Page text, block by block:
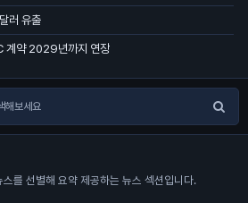
러 유출
계약 2029년까지 연장
를 선별해 요약 제공하는 뉴스 섹션입니다.